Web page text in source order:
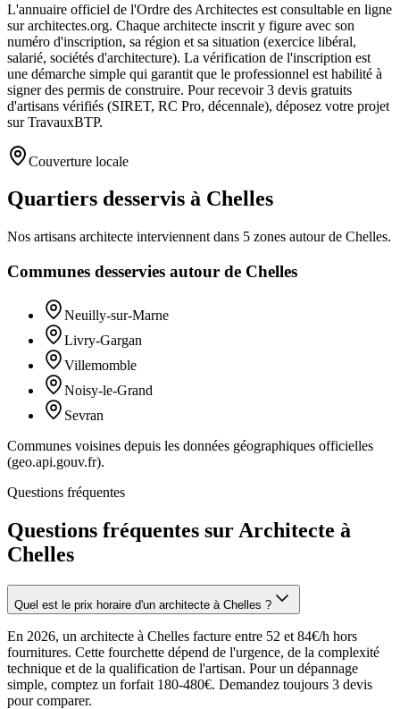
L'annuaire officiel de l'Ordre des Architectes est consultable en ligne
sur architectes.org. Chaque architecte inscrit y figure avec son
numéro d'inscription, sa région et sa situation (exercice libéral,
salarié, sociétés d'architecture). La vérification de l'inscription est
une démarche simple qui garantit que le professionnel est habilité à
signer des permis de construire. Pour recevoir 3 devis gratuits
d'artisans vérifiés (SIRET, RC Pro, décennale), déposez votre projet
sur TravauxBTP.
Couverture locale
Quartiers desservis à Chelles
Nos artisans architecte interviennent dans 5 zones autour de Chelles.
Communes desservies autour de Chelles
Neuilly-sur-Marne
Livry-Gargan
Villemomble
Noisy-le-Grand
Sevran
Communes voisines depuis les données géographiques officielles
(geo.api.gouv.fr).
Questions fréquentes
Questions fréquentes sur Architecte à
Chelles
Quel est le prix horaire d'un architecte à Chelles ?
En 2026, un architecte à Chelles facture entre 52 et 84€/h hors
fournitures. Cette fourchette dépend de l'urgence, de la complexité
technique et de la qualification de l'artisan. Pour un dépannage
simple, comptez un forfait 180-480€. Demandez toujours 3 devis
pour comparer.